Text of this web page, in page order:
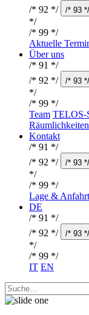
/* 92 */
/* 93 */
*/
/* 99 */
Aktuelle
Über uns
/* 91 */
/* 92 */
/* 93 */
*/
/* 99 */
Team TELOS-
Räumlichkeiten
Kontakt
/* 91 */
/* 92 */
/* 93 */
*/
/* 99 */
Lage & Anfahrt
DE
/* 91 */
/* 92 */
/* 93 */
*/
/* 99 */
IT EN